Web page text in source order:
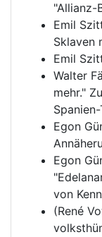
"Allianz-
Emil
Sklaven
Emil
Walter
mehr."
Egon
Egon
von
(René